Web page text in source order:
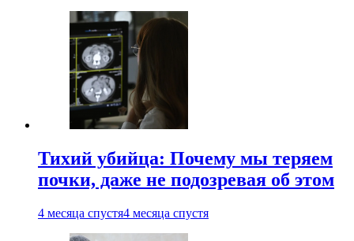
Тихий убийца: Почему мы теряем
почки, даже не подозревая об этом
4 месяца спустя4 месяца спустя